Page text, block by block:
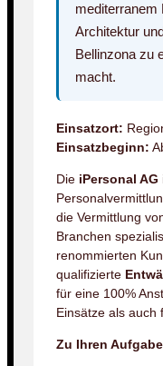
mediterranem
Architektur
Bellinzona zu
macht.
Einsatzort:
Einsatzbeginn:
Die iPersonal AG
die Vermittlung
Branchen
renommierten
qualifizierte
für eine 100%
Einsätze als auch
Zu Ihren